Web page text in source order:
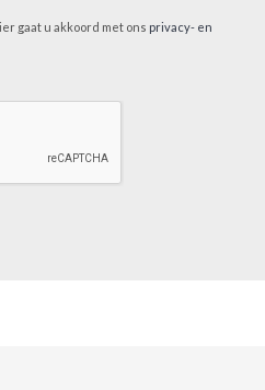
gaat u akkoord met ons privacy- en